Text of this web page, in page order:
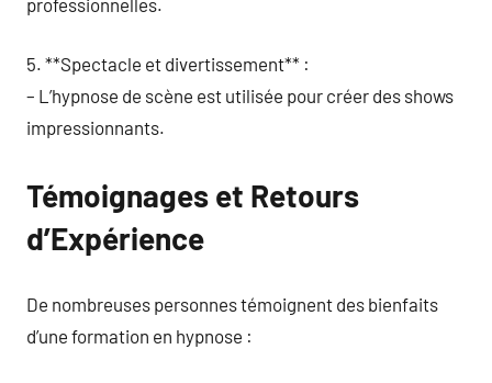
5. **Spectacle et divertissement** :
– L’hypnose de scène est utilisée pour créer des shows
impressionnants.
Témoignages et Retours
d’Expérience
De nombreuses personnes témoignent des bienfaits
d’une formation en hypnose :